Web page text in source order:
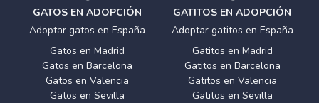
GATOS EN ADOPCIÓN
Adoptar gatos en España
Gatos en Madrid
Gatos en Barcelona
Gatos en Valencia
Gatos en Sevilla
GATITOS EN ADOPCIÓN
Adoptar gatitos en España
Gatitos en Madrid
Gatitos en Barcelona
Gatitos en Valencia
Gatitos en Sevilla